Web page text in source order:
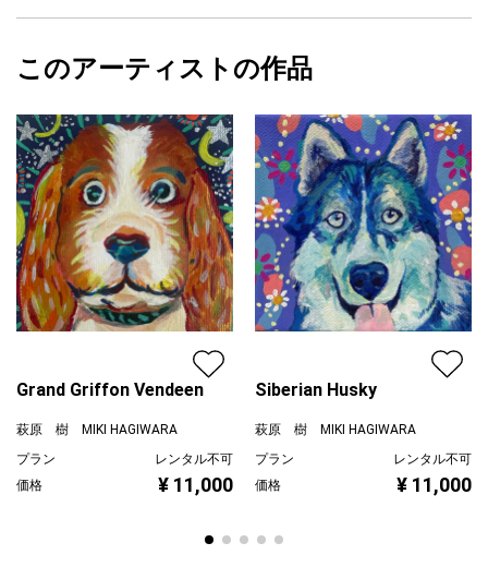
カラー
青
配送目安
二週間以内
フォローする
萩原 樹 MIKI HAGIWARA
このアーティストの作品
Grand Griffon Vendeen
萩原 樹 MIKI HAGIWARA
プラン
レンタル不可
価格
¥ 11,000
Siberian Husky
萩原 樹 MIKI HAGIWARA
プラン
レンタル不可
価格
¥ 11,000